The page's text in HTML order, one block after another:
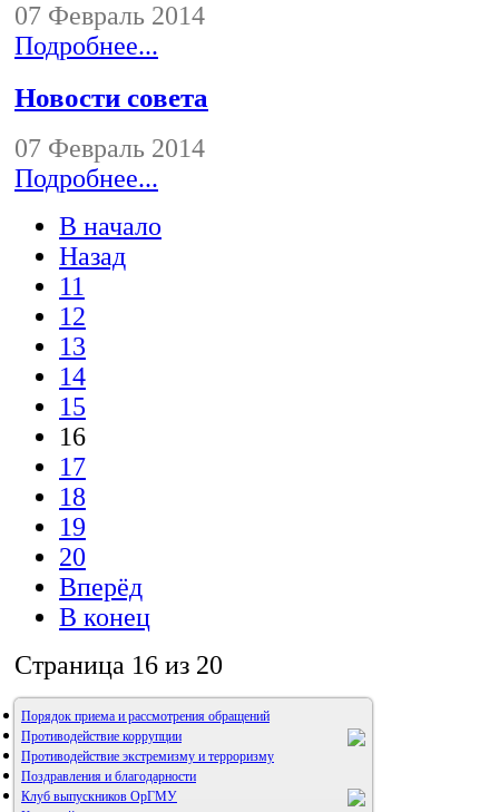
07 Февраль 2014
Подробнее...
Новости совета
07 Февраль 2014
Подробнее...
В начало
Назад
11
12
13
14
15
16
17
18
19
20
Вперёд
В конец
Страница 16 из 20
Порядок приема и рассмотрения обращений
Противодействие коррупции
Противодействие экстремизму и терроризму
Поздравления и благодарности
Клуб выпускников ОрГМУ